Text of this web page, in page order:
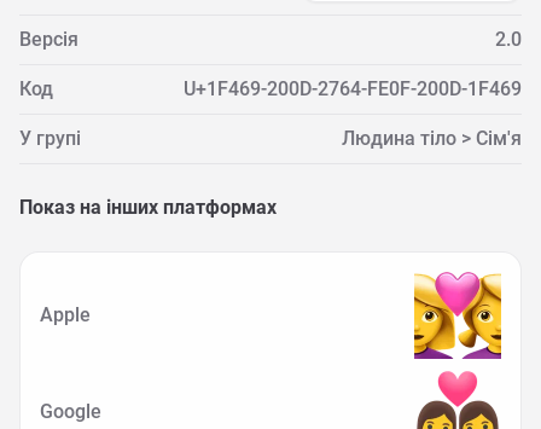
Версія 2.0
Код U+1F469-200D-2764-FE0F-200D-1F469
У групі Людина тіло > Сім'я
Показ на інших платформах
Apple
Google